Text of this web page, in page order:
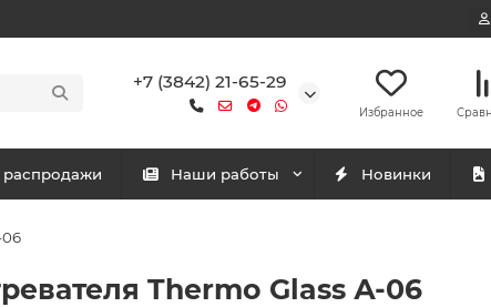
+7 (3842) 21-65-29
Избранное
Наши работы Новинки
06
Thermo Glass А-06